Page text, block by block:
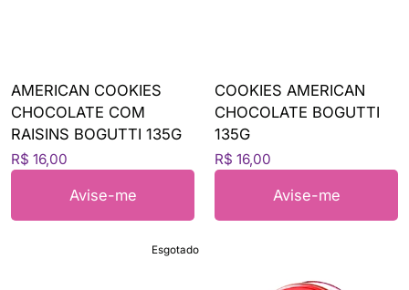
AMERICAN COOKIES
CHOCOLATE COM
RAISINS BOGUTTI 135G
R$ 16,00
Avise-me
COOKIES AMERICAN
CHOCOLATE BOGUTTI
135G
R$ 16,00
Avise-me
Esgotado